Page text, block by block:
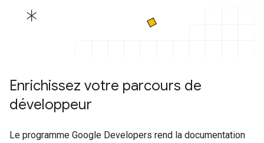
Enrichissez votre parcours de
développeur
Le programme Google Developers rend la documentation